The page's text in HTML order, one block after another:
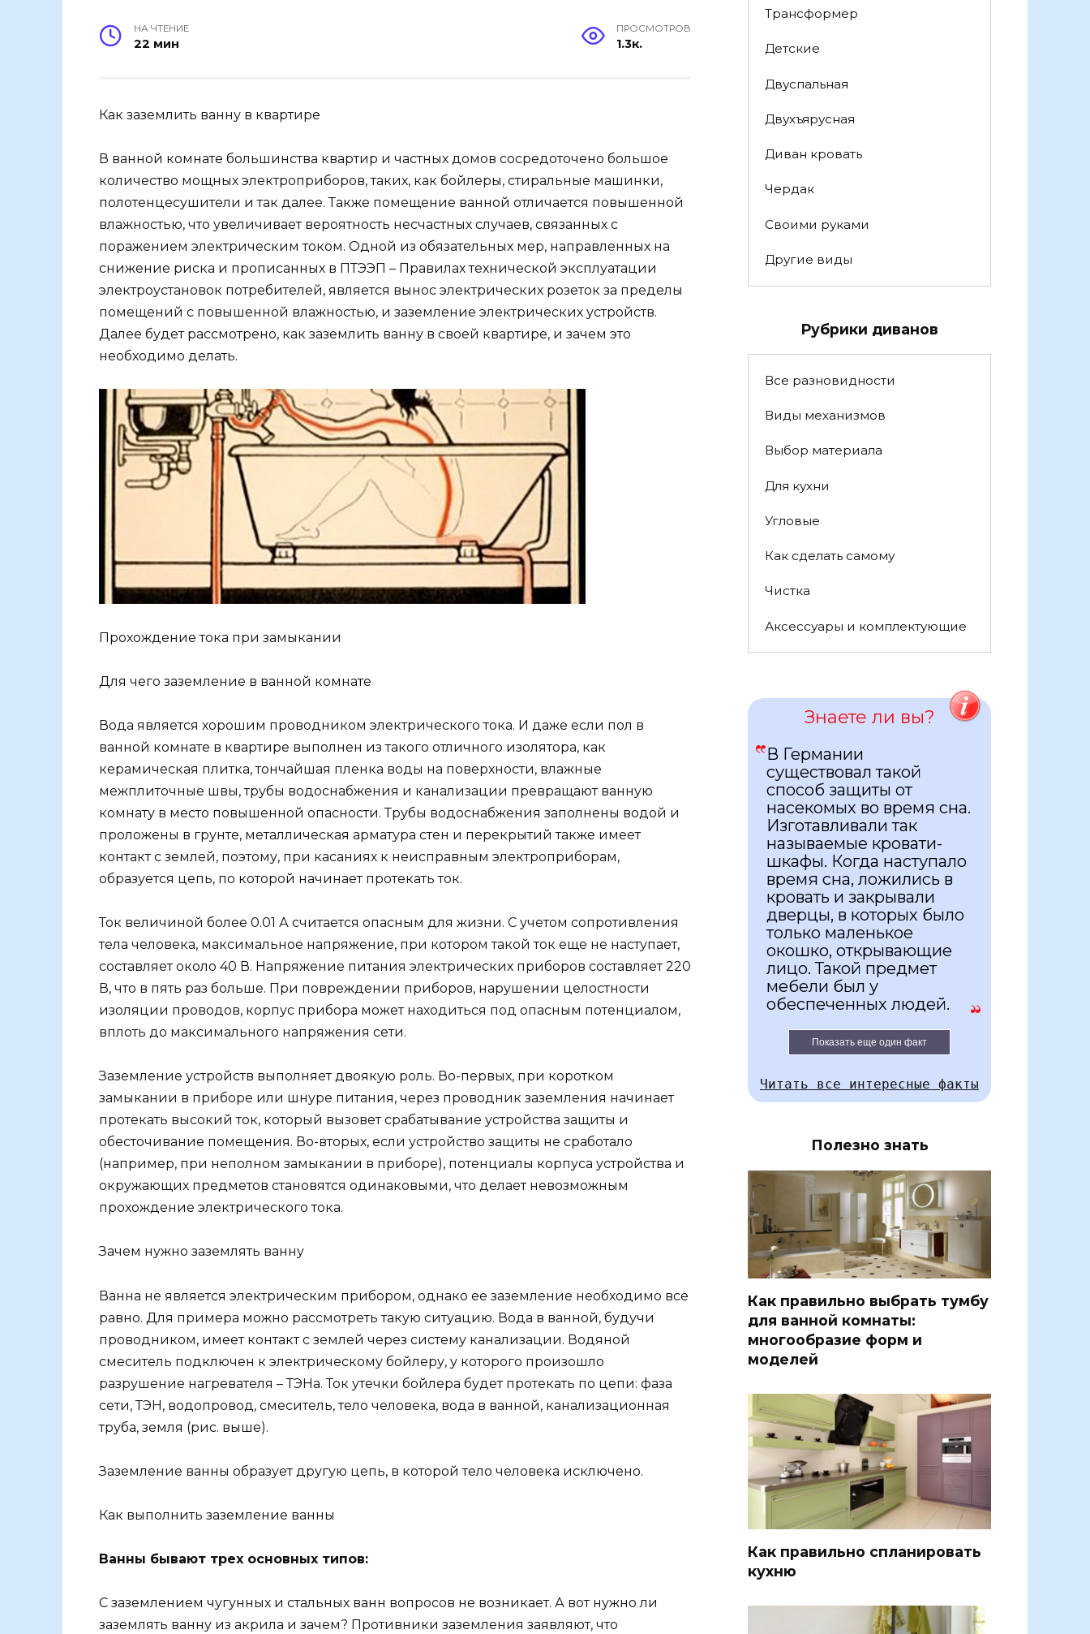
НА ЧТЕНИЕ
22 мин
ПРОСМОТРОВ
1.3к.
Как заземлить ванну в квартире
В ванной комнате большинства квартир и частных домов сосредоточено большое
количество мощных электроприборов, таких, как бойлеры, стиральные машинки,
полотенцесушители и так далее. Также помещение ванной отличается повышенной
влажностью, что увеличивает вероятность несчастных случаев, связанных с
поражением электрическим током. Одной из обязательных мер, направленных на
снижение риска и прописанных в ПТЭЭП – Правилах технической эксплуатации
электроустановок потребителей, является вынос электрических розеток за пределы
помещений с повышенной влажностью, и заземление электрических устройств.
Далее будет рассмотрено, как заземлить ванну в своей квартире, и зачем это
необходимо делать.
Прохождение тока при замыкании
Для чего заземление в ванной комнате
Вода является хорошим проводником электрического тока. И даже если пол в
ванной комнате в квартире выполнен из такого отличного изолятора, как
керамическая плитка, тончайшая пленка воды на поверхности, влажные
межплиточные швы, трубы водоснабжения и канализации превращают ванную
комнату в место повышенной опасности. Трубы водоснабжения заполнены водой и
проложены в грунте, металлическая арматура стен и перекрытий также имеет
контакт с землей, поэтому, при касаниях к неисправным электроприборам,
образуется цепь, по которой начинает протекать ток.
Ток величиной более 0.01 А считается опасным для жизни. С учетом сопротивления
тела человека, максимальное напряжение, при котором такой ток еще не наступает,
составляет около 40 В. Напряжение питания электрических приборов составляет 220
В, что в пять раз больше. При повреждении приборов, нарушении целостности
изоляции проводов, корпус прибора может находиться под опасным потенциалом,
вплоть до максимального напряжения сети.
Заземление устройств выполняет двоякую роль. Во-первых, при коротком
замыкании в приборе или шнуре питания, через проводник заземления начинает
протекать высокий ток, который вызовет срабатывание устройства защиты и
обесточивание помещения. Во-вторых, если устройство защиты не сработало
(например, при неполном замыкании в приборе), потенциалы корпуса устройства и
окружающих предметов становятся одинаковыми, что делает невозможным
прохождение электрического тока.
Зачем нужно заземлять ванну
Ванна не является электрическим прибором, однако ее заземление необходимо все
равно. Для примера можно рассмотреть такую ситуацию. Вода в ванной, будучи
проводником, имеет контакт с землей через систему канализации. Водяной
смеситель подключен к электрическому бойлеру, у которого произошло
разрушение нагревателя – ТЭНа. Ток утечки бойлера будет протекать по цепи: фаза
сети, ТЭН, водопровод, смеситель, тело человека, вода в ванной, канализационная
труба, земля (рис. выше).
Заземление ванны образует другую цепь, в которой тело человека исключено.
Как выполнить заземление ванны
Ванны бывают трех основных типов:
С заземлением чугунных и стальных ванн вопросов не возникает. А вот нужно ли
заземлять ванну из акрила и зачем? Противники заземления заявляют, что
Трансформер
Детские
Двуспальная
Двухъярусная
Диван кровать
Чердак
Своими руками
Другие виды
Рубрики диванов
Все разновидности
Виды механизмов
Выбор материала
Для кухни
Угловые
Как сделать самому
Чистка
Аксессуары и комплектующие
Знаете ли вы?
В Германии
существовал такой
способ защиты от
насекомых во время сна.
Изготавливали так
называемые кровати-
шкафы. Когда наступало
время сна, ложились в
кровать и закрывали
дверцы, в которых было
только маленькое
окошко, открывающие
лицо. Такой предмет
мебели был у
обеспеченных людей.
Показать еще один факт
Читать все интересные факты
Полезно знать
Как правильно выбрать тумбу
для ванной комнаты:
многообразие форм и
моделей
Как правильно спланировать
кухню